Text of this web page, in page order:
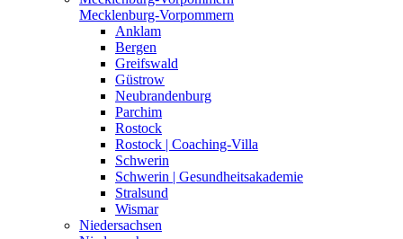
Mecklenburg-Vorpommern
Anklam
Bergen
Greifswald
Güstrow
Neubrandenburg
Parchim
Rostock
Rostock | Coaching-Villa
Schwerin
Schwerin | Gesundheitsakademie
Stralsund
Wismar
Niedersachsen